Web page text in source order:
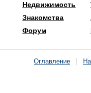
Недвижимость
Знакомства
Форум
Оглавление